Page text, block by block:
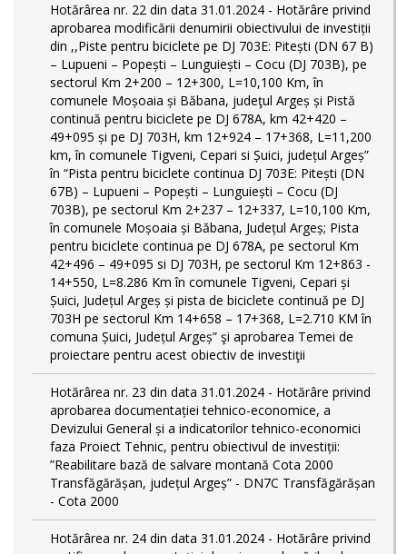
Hotărârea nr. 22 din data 31.01.2024 - Hotărâre privind
aprobarea modificării denumirii obiectivului de investiții
din ,,Piste pentru biciclete pe DJ 703E: Pitești (DN 67 B)
– Lupueni – Popești – Lunguiești – Cocu (DJ 703B), pe
sectorul Km 2+200 – 12+300, L=10,100 Km, în
comunele Moșoaia și Băbana, judeţul Argeș și Pistă
continuă pentru biciclete pe DJ 678A, km 42+420 –
49+095 și pe DJ 703H, km 12+924 – 17+368, L=11,200
km, în comunele Tigveni, Cepari si Șuici, județul Argeș”
în “Pista pentru biciclete continua DJ 703E: Pitești (DN
67B) – Lupueni – Popești – Lunguiești – Cocu (DJ
703B), pe sectorul Km 2+237 – 12+337, L=10,100 Km,
în comunele Moșoaia și Băbana, Județul Argeș; Pista
pentru biciclete continua pe DJ 678A, pe sectorul Km
42+496 – 49+095 si DJ 703H, pe sectorul Km 12+863 -
14+550, L=8.286 Km în comunele Tigveni, Cepari și
Șuici, Județul Argeș și pista de biciclete continuă pe DJ
703H pe sectorul Km 14+658 – 17+368, L=2.710 KM în
comuna Șuici, Județul Argeș” şi aprobarea Temei de
proiectare pentru acest obiectiv de investiţii
Hotărârea nr. 23 din data 31.01.2024 - Hotărâre privind
aprobarea documentației tehnico-economice, a
Devizului General și a indicatorilor tehnico-economici
faza Proiect Tehnic, pentru obiectivul de investiții:
”Reabilitare bază de salvare montană Cota 2000
Transfăgărășan, județul Argeș” - DN7C Transfăgărășan
- Cota 2000
Hotărârea nr. 24 din data 31.01.2024 - Hotărâre privind